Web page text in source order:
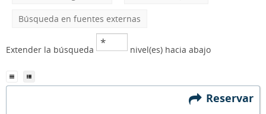
Búsqueda en fuentes externas
Extender la búsqueda nivel(es) hacia abajo
Reservar